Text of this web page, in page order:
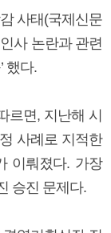
사태(국제신문
사 논란과 관련
했다.
르면, 지난해 시
사례로 지적한
이뤄졌다. 가장
승진 문제다.